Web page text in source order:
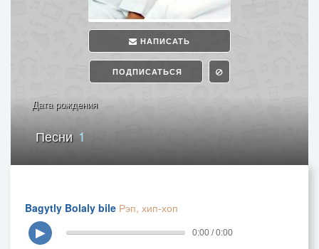
НАПИСАТЬ
ПОДПИСАТЬСЯ
Дата рождения
Песни 1
Bagytly Bolaly bile Рэп, хип-хоп
▶
0:00 / 0:00